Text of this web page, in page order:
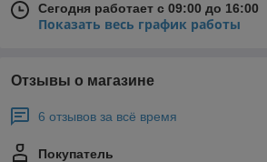
Сегодня работает с 09:00 до 16:00
Показать весь график работы
Отзывы о магазине
6 отзывов за всё время
Покупатель